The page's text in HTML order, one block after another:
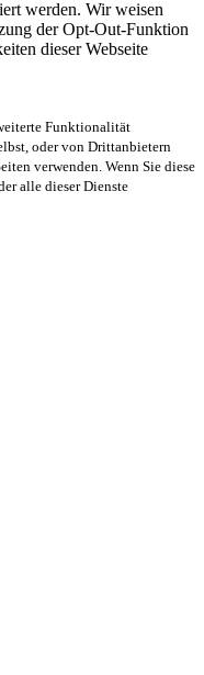
werden. Wir weisen
der Opt-Out-Funktion
dieser Webseite
Funktionalität
oder von Drittanbietern
verwenden. Wenn Sie diese
alle dieser Dienste